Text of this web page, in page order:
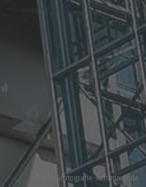
© info@fotografie-kuhlmann.de